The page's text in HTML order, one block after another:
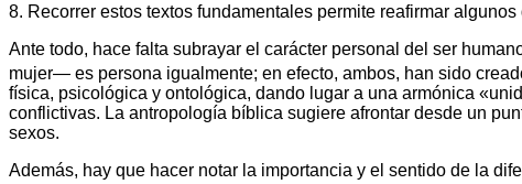
8. Recorrer estos textos fundamentales permite reafirmar
Ante todo, hace falta subrayar el carácter personal del ser
mujer— es persona igualmente; en efecto, ambos, han sido
física, psicológica y ontológica, dando lugar a una armónica
conflictivas. La antropología bíblica sugiere afrontar desde un
sexos.
Además, hay que hacer notar la importancia y el sentido de la